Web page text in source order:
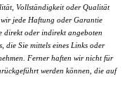
Vollständigkeit oder Qualität
wir jede Haftung oder Garantie
direkt oder indirekt angeboten
die Sie mittels eines Links oder
Ferner haften wir nicht für
werden können, die auf